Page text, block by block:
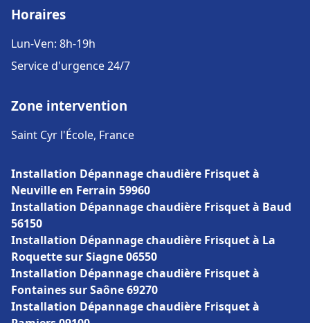
Horaires
Lun-Ven: 8h-19h
Service d'urgence 24/7
Zone intervention
Saint Cyr l'École, France
Installation Dépannage chaudière Frisquet à
Neuville en Ferrain 59960
Installation Dépannage chaudière Frisquet à Baud
56150
Installation Dépannage chaudière Frisquet à La
Roquette sur Siagne 06550
Installation Dépannage chaudière Frisquet à
Fontaines sur Saône 69270
Installation Dépannage chaudière Frisquet à